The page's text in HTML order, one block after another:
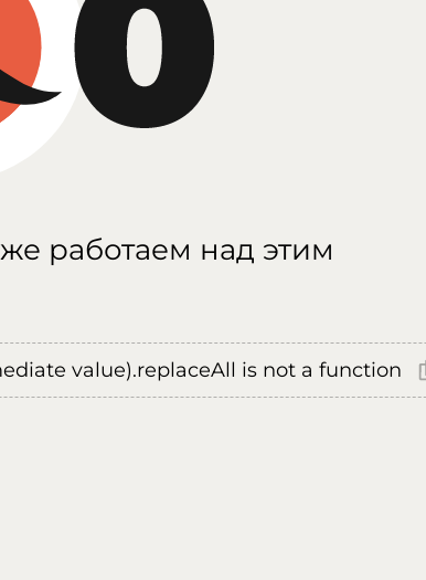
работаем над этим
value).replaceAll is not a function